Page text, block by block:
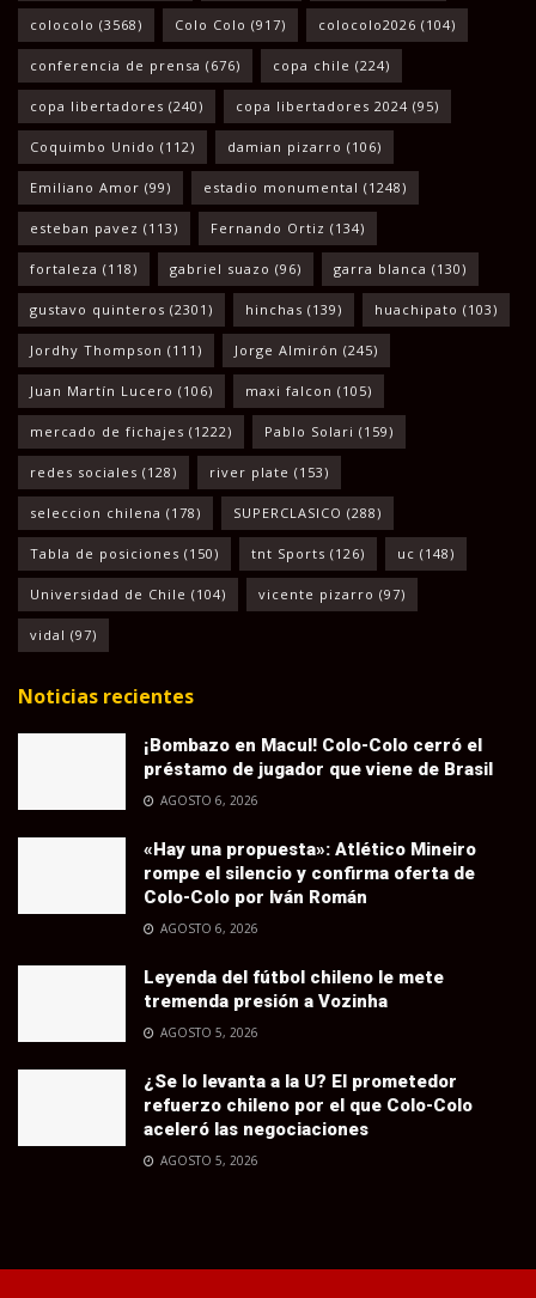
colocolo (3568) Colo Colo (917) colocolo2026 (104)
conferencia de prensa (676) copa chile (224)
copa libertadores (240) copa libertadores 2024 (95)
Coquimbo Unido (112) damian pizarro (106)
Emiliano Amor (99) estadio monumental (1248)
esteban pavez (113) Fernando Ortiz (134)
fortaleza (118) gabriel suazo (96) garra blanca (130)
gustavo quinteros (2301) hinchas (139) huachipato (103)
Jordhy Thompson (111) Jorge Almirón (245)
Juan Martín Lucero (106) maxi falcon (105)
mercado de fichajes (1222) Pablo Solari (159)
redes sociales (128) river plate (153)
seleccion chilena (178) SUPERCLASICO (288)
Tabla de posiciones (150) tnt Sports (126) uc (148)
Universidad de Chile (104) vicente pizarro (97)
vidal (97)
Noticias recientes
¡Bombazo en Macul! Colo-Colo cerró el
préstamo de jugador que viene de Brasil
AGOSTO 6, 2026
«Hay una propuesta»: Atlético Mineiro
rompe el silencio y confirma oferta de
Colo-Colo por Iván Román
AGOSTO 6, 2026
Leyenda del fútbol chileno le mete
tremenda presión a Vozinha
AGOSTO 5, 2026
¿Se lo levanta a la U? El prometedor
refuerzo chileno por el que Colo-Colo
aceleró las negociaciones
AGOSTO 5, 2026